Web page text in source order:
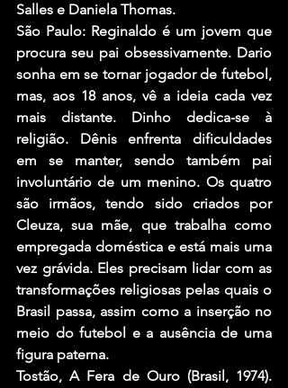
Salles e Daniela Thomas.
São Paulo: Reginaldo é um jovem que
procura seu pai obsessivamente. Dario
sonha em se tornar jogador de futebol,
mas, aos 18 anos, vê a ideia cada vez
mais distante. Dinho dedica-se à
religião. Dênis enfrenta dificuldades
em se manter, sendo também pai
involuntário de um menino. Os quatro
são irmãos, tendo sido criados por
Cleuza, sua mãe, que trabalha como
empregada doméstica e está mais uma
vez grávida. Eles precisam lidar com as
transformações religiosas pelas quais o
Brasil passa, assim como a inserção no
meio do futebol e a ausência de uma
figura paterna.
Tostão, A Fera de Ouro (Brasil, 1974).